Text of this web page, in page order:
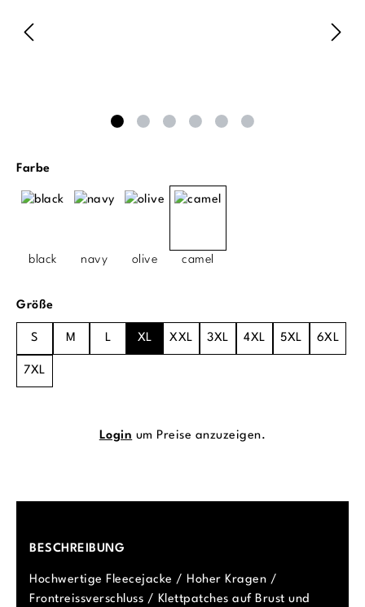
Farbeauswählen
black navy olive camel
Größeauswählen
S M L XL XXL 3XL 4XL 5XL 6XL
7XL
Login um Preise anzuzeigen.
BESCHREIBUNG
Hochwertige Fleecejacke / Hoher Kragen /
Frontreissverschluss / Klettpatches auf Brust und